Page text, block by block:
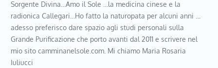
Sorgente Divina…Amo il Sole …la medicina cinese e la
radionica Callegari…Ho fatto la naturopata per alcuni anni …
adesso preferisco dare spazio agli studi personali sulla
Grande Purificazione che porto avanti dal 2011 e scrivere nel
mio sito camminanelsole.com. Mi chiamo Maria Rosaria
Iuliucci